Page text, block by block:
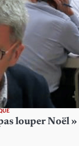
louper Noël »